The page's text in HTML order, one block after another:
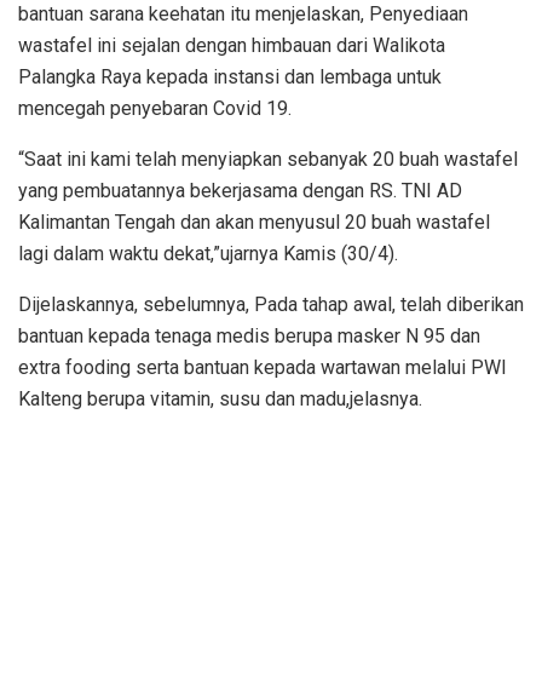
bantuan sarana keehatan itu menjelaskan, Penyediaan
wastafel ini sejalan dengan himbauan dari Walikota
Palangka Raya kepada instansi dan lembaga untuk
mencegah penyebaran Covid 19.
“Saat ini kami telah menyiapkan sebanyak 20 buah wastafel
yang pembuatannya bekerjasama dengan RS. TNI AD
Kalimantan Tengah dan akan menyusul 20 buah wastafel
lagi dalam waktu dekat,”ujarnya Kamis (30/4).
Dijelaskannya, sebelumnya, Pada tahap awal, telah diberikan
bantuan kepada tenaga medis berupa masker N 95 dan
extra fooding serta bantuan kepada wartawan melalui PWI
Kalteng berupa vitamin, susu dan madu,jelasnya.